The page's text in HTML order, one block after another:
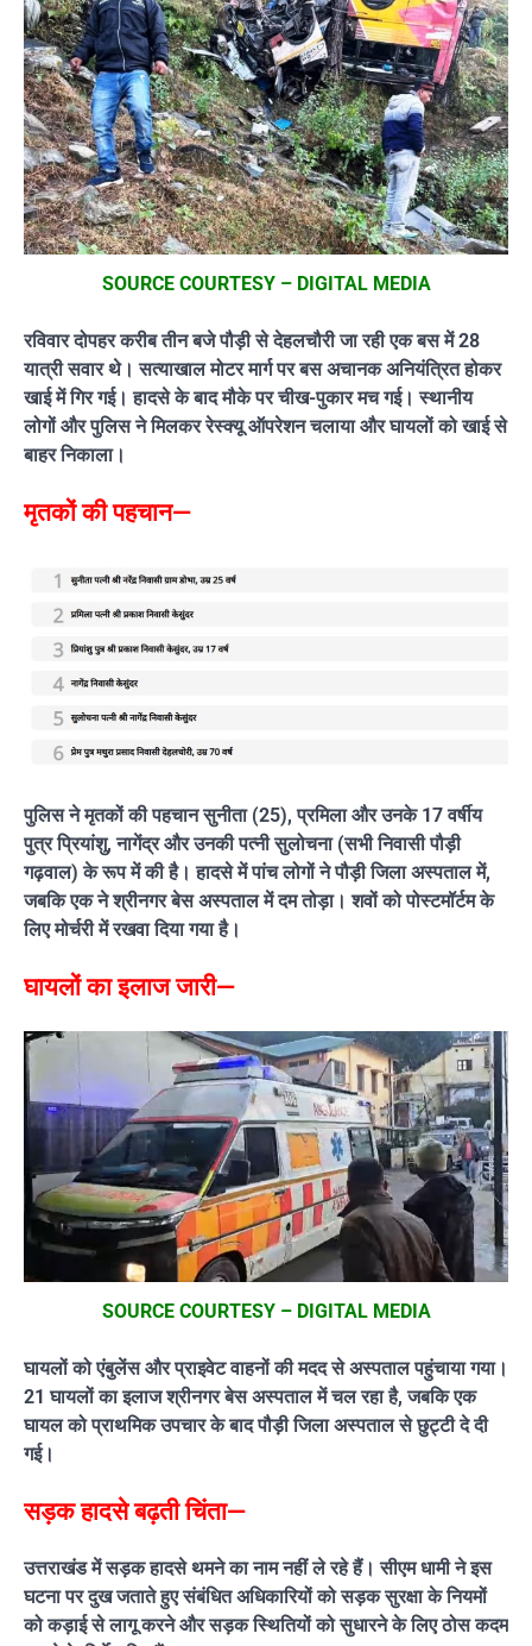
SOURCE COURTESY – DIGITAL MEDIA
रविवार दोपहर करीब तीन बजे पौड़ी से देहलचौरी जा रही एक बस में 28
यात्री सवार थे। सत्याखाल मोटर मार्ग पर बस अचानक अनियंत्रित होकर
खाई में गिर गई। हादसे के बाद मौके पर चीख-पुकार मच गई। स्थानीय
लोगों और पुलिस ने मिलकर रेस्क्यू ऑपरेशन चलाया और घायलों को खाई से
बाहर निकाला।
मृतकों की पहचान—
पुलिस ने मृतकों की पहचान सुनीता (25), प्रमिला और उनके 17 वर्षीय
पुत्र प्रियांशु, नागेंद्र और उनकी पत्नी सुलोचना (सभी निवासी पौड़ी
गढ़वाल) के रूप में की है। हादसे में पांच लोगों ने पौड़ी जिला अस्पताल में,
जबकि एक ने श्रीनगर बेस अस्पताल में दम तोड़ा। शवों को पोस्टमॉर्टम के
लिए मोर्चरी में रखवा दिया गया है।
घायलों का इलाज जारी—
SOURCE COURTESY – DIGITAL MEDIA
घायलों को एंबुलेंस और प्राइवेट वाहनों की मदद से अस्पताल पहुंचाया गया।
21 घायलों का इलाज श्रीनगर बेस अस्पताल में चल रहा है, जबकि एक
घायल को प्राथमिक उपचार के बाद पौड़ी जिला अस्पताल से छुट्टी दे दी
गई।
सड़क हादसे बढ़ती चिंता—
उत्तराखंड में सड़क हादसे थमने का नाम नहीं ले रहे हैं। सीएम धामी ने इस
घटना पर दुख जताते हुए संबंधित अधिकारियों को सड़क सुरक्षा के नियमों
को कड़ाई से लागू करने और सड़क स्थितियों को सुधारने के लिए ठोस कदम